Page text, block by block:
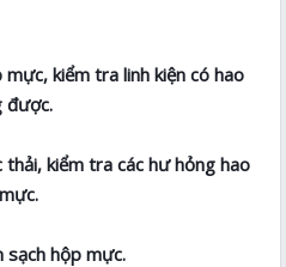
mực, kiểm tra linh kiện có hao
được.
kiểm tra các hư hỏng hao
sạch hộp mực.